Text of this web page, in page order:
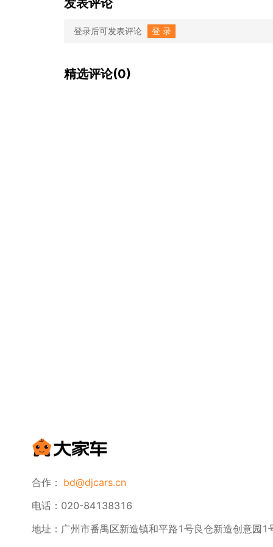
登录后可发表评论 登 录
精选评论(0)
合作： bd@djcars.cn
电话：020-84138316
地址：广州市番禺区新造镇和平路1号良仓新造创意园1